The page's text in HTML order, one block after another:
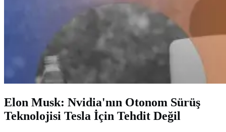
Elon Musk: Nvidia'nın Otonom Sürüş
Teknolojisi Tesla İçin Tehdit Değil